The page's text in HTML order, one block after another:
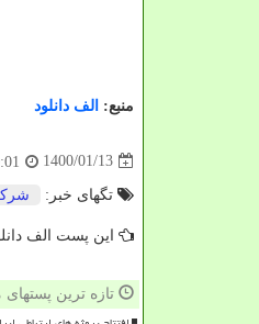
منبع: الف دانلود
1400/01/13
تگهای خبر:
این پست الف
تازه ترین پستهای